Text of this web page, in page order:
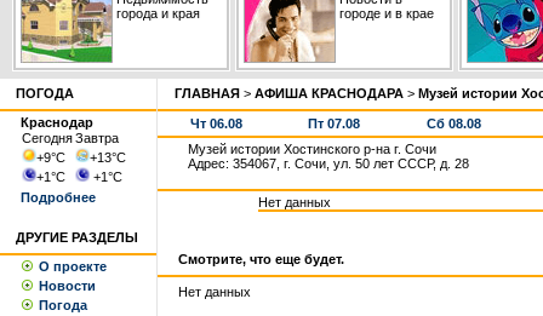
города и края
городе и в крае
ПОГОДА
Краснодар
СегодняЗавтра
+9°С +13°С
+1°С +1°С
Подробнее
ДРУГИЕ РАЗДЕЛЫ
О проекте
Новости
Погода
ГЛАВНАЯ > АФИША КРАСНОДАРА > Музей истории
Чт 06.08 Пт 07.08
Сб 08.08
Музей истории Хостинского р-на г. Сочи
Адрес: 354067, г. Сочи, ул. 50 лет СССР, д. 28
Нет данных
Смотрите, что еще будет.
Нет данных